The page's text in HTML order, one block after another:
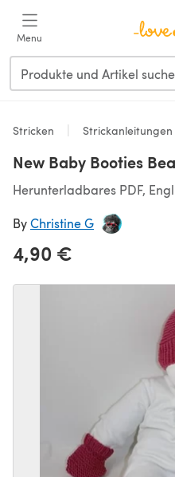
Menu
Stricken Strickanleitungen
New Baby Booties
Herunterladbares PDF,
ByChristine G
4,90 €